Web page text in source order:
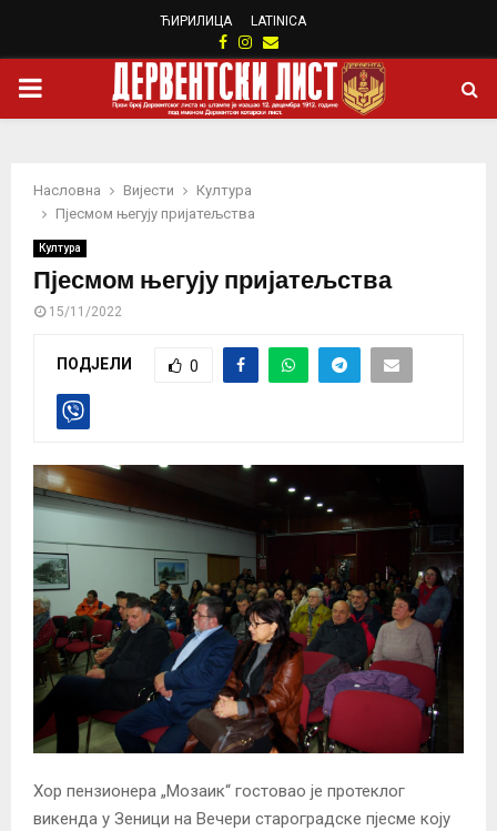
ЋИРИЛИЦА LATINICA
Facebook
Instagram
Email
PRIMARY
Насловна Вијести
Култура
Пјесмом његују пријатељства
Култура
Пјесмом његују пријатељства
15/11/2022
ПОДЈЕЛИ 0
Хор пензионера „Мозаик“ гостовао је протеклог
викенда у Зеници на Вечери староградске пјесме коју